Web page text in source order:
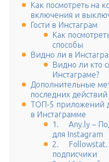
Как посмотреть на
включения и
Гости в Инстаграм
Как
способы
Видно ли в
Видно ли кто
Инстаграме?
Дополнительные
последних действий
ТОП-5 приложений
в Инстаграмме
1. Any.ly –
для Instagram
2. Followstat.
подписчики